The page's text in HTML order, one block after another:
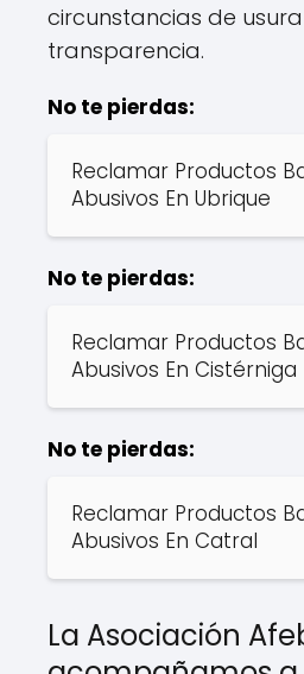
circunstancias de
transparencia.
No te pierdas:
Reclamar Productos
Abusivos En Ubrique
No te pierdas:
Reclamar Productos
Abusivos En Cistérniga
No te pierdas:
Reclamar Productos
Abusivos En Catral
La Asociación